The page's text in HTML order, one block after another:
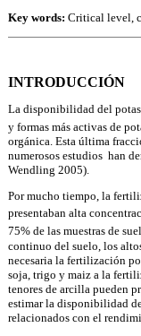
Key words: Critical level,
INTRODUCCIÓN
La disponibilidad del
y formas más activas de
orgánica. Esta última
numerosos estudios han
Wendling 2005).
Por mucho tiempo, la
presentaban alta
75% de las muestras de
continuo del suelo, los
necesaria la fertilización
soja, trigo y maiz a la
tenores de arcilla pueden
estimar la disponibilidad
relacionados con el